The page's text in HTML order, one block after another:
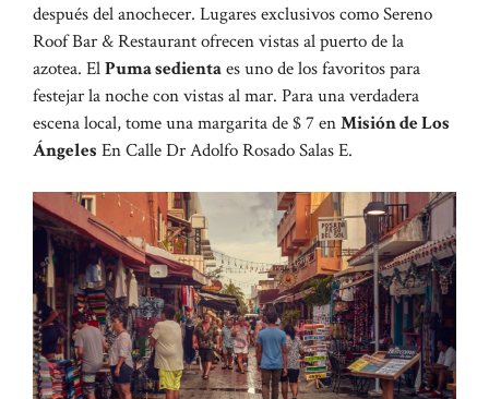
después del anochecer. Lugares exclusivos como Sereno
Roof Bar & Restaurant ofrecen vistas al puerto de la
azotea. ElPuma sedientaes uno de los favoritos para
festejar la noche con vistas al mar. Para una verdadera
escena local, tome una margarita de $ 7 enMisión de Los
Ángeles En Calle Dr Adolfo Rosado Salas E.